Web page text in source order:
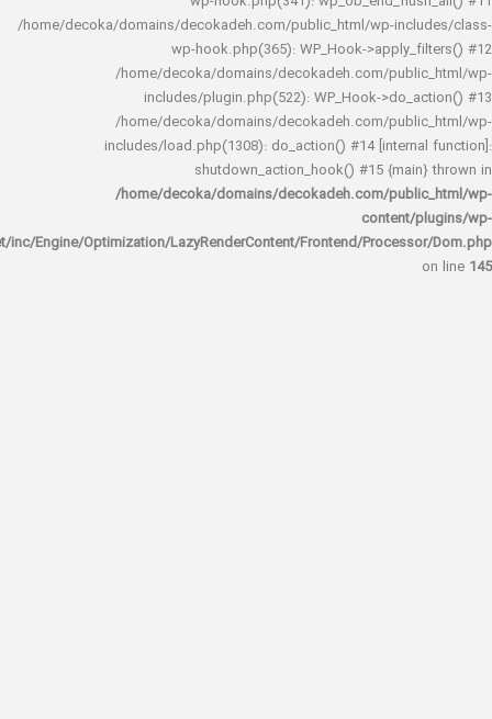
/home/decoka/domains/decokadeh.com/public_html/wp-
wp-hook.php(365): WP_Hook-
/home/decoka/domains/decokadeh.com/
includes/plugin.php(522): WP_Hook-
/home/decoka/domains/decokadeh.com/
includes/load.php(1308): do_action() #14
shutdown_action_hook() #15
/home/decoka/domains/decokadeh.com/
rocket/inc/Engine/Optimization/LazyRenderContent/Frontend/